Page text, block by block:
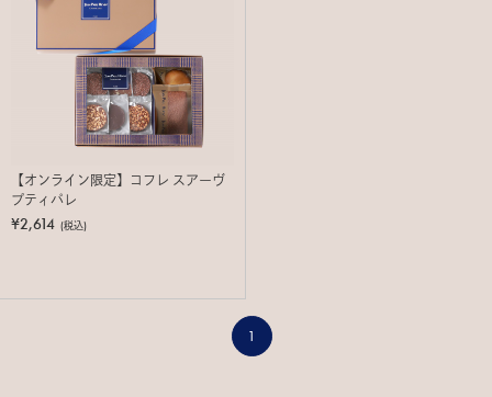
【オンライン限定】コフレ スアーヴ
プティパレ
¥2,614 (税込)
1